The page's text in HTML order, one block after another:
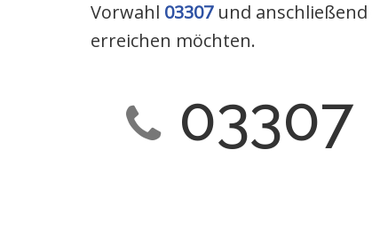
Vorwahl 03307und anschließend
erreichen möchten.
03307